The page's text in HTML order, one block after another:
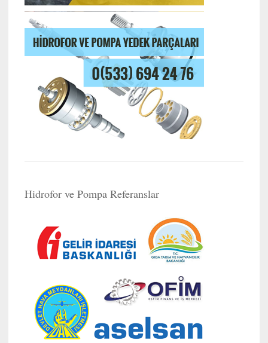
Hidrofor ve Pompa Referanslar